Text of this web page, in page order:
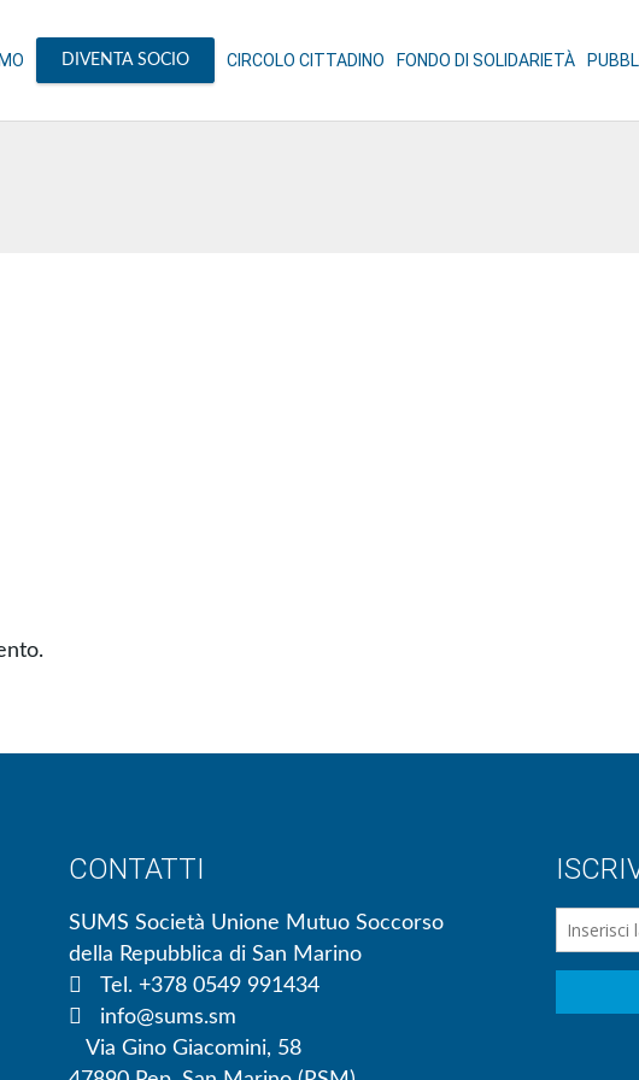
DIVENTA SOCIO CIRCOLO CITTADINO FONDO DI SOLIDARIETÀ
CONTATTI
SUMS Società Unione Mutuo Soccorso
della Repubblica di San Marino
Tel. +378 0549 991434
info@sums.sm
Via Gino Giacomini, 58